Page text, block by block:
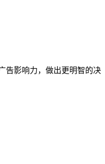
告影响力，做出更明智的决